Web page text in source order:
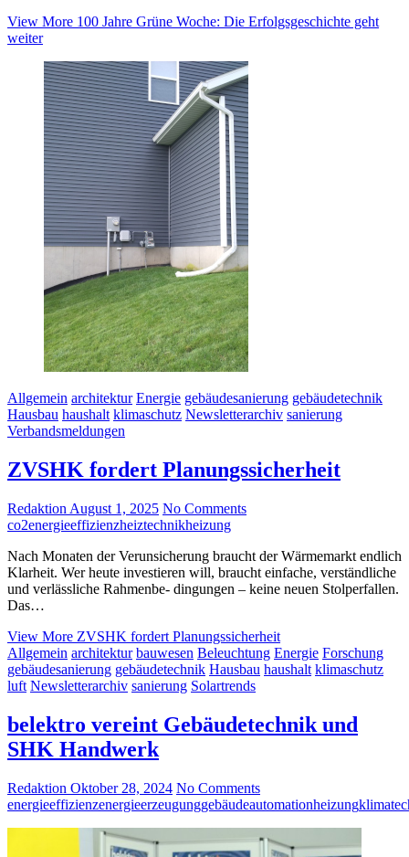
View More 100 Jahre Grüne Woche: Die Erfolgsgeschichte geht
weiter
Allgemein architektur Energie gebäudesanierung gebäudetechnik
Hausbau haushalt klimaschutz Newsletterarchiv sanierung
Verbandsmeldungen
ZVSHK fordert Planungssicherheit
Redaktion August 1, 2025 No Comments
co2energieeffizienzheiztechnikheizung
Nach Monaten der Verunsicherung braucht der Wärmemarkt endlich
Klarheit. Wer heute investieren will, braucht einfache, verständliche
und verlässliche Rahmenbe- dingungen – keine neuen Stolperfallen.
Das…
View More ZVSHK fordert Planungssicherheit
Allgemein architektur bauwesen Beleuchtung Energie Forschung
gebäudesanierung gebäudetechnik Hausbau haushalt klimaschutz
luft Newsletterarchiv sanierung Solartrends
belektro vereint Gebäudetechnik und
SHK Handwerk
Redaktion Oktober 28, 2024 No Comments
energieeffizienzenergieerzeugunggebäudeautomationheizung